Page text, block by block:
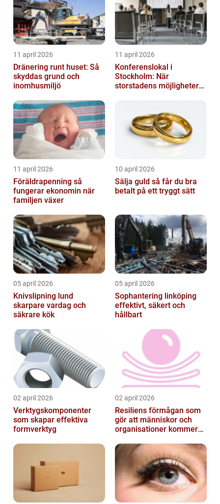
11 april 2026
Dränering runt huset: Så
skyddas grund och
inomhusmiljö
11 april 2026
Konferenslokal i
Stockholm: När
storstadens möjligheter
11 april 2026
Föräldrapenning så
fungerar ekonomin när
familjen växer
10 april 2026
Sälja guld så får du bra
betalt på ett tryggt sätt
05 april 2026
Knivslipning lund
skarpare vardag och
säkrare kök
05 april 2026
Sophantering linköping
effektivt, säkert och
hållbart
02 april 2026
Verktygskomponenter
som skapar effektiva
formverktyg
02 april 2026
Resiliens förmågan som
gör att människor och
organisationer kommer